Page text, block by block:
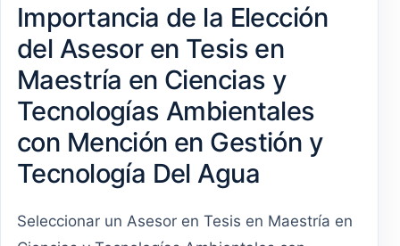
Importancia de la Elección
del Asesor en Tesis en
Maestría en Ciencias y
Tecnologías Ambientales
con Mención en Gestión y
Tecnología Del Agua
Seleccionar un Asesor en Tesis en Maestría en